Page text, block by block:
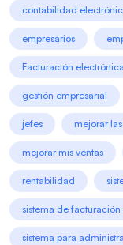
contabilidad
empresarios
Facturación electrónica
gestión empresarial
jefes mejorar
mejorar mis ventas
rentabilidad
sistema de
sistema para